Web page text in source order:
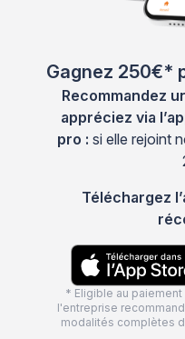
Gagnez 250€*
Recommandez
appréciez via
pro : si elle rejoint
Téléchargez
* Eligible au
l'entreprise
modalités complètes